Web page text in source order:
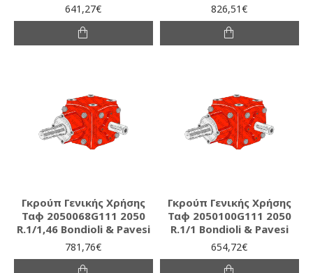
641,27€ 826,51€
Γκρούπ Γενικής Χρήσης
Ταφ 2050068G111 2050
R.1/1,46 Bondioli & Pavesi
781,76€
Γκρούπ Γενικής Χρήσης
Ταφ 2050100G111 2050
R.1/1 Bondioli & Pavesi
654,72€